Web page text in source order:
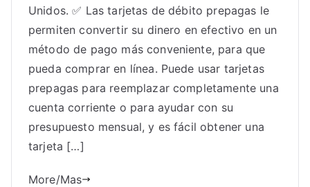
Unidos. ✅ Las tarjetas de débito prepagas le
permiten convertir su dinero en efectivo en un
método de pago más conveniente, para que
pueda comprar en línea. Puede usar tarjetas
prepagas para reemplazar completamente una
cuenta corriente o para ayudar con su
presupuesto mensual, y es fácil obtener una
tarjeta […]
More/Mas